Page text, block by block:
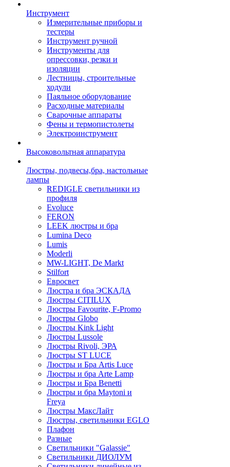
Инструмент
Измерительные приборы и
тестеры
Инструмент ручной
Инструменты для
опрессовки, резки и
изоляции
Лестницы, строительные
ходули
Паяльное оборудование
Расходные материалы
Сварочные аппараты
Фены и термопистолеты
Электроинструмент
Высоковольтная аппаратура
Люстры, подвесы,бра, настольные
лампы
REDIGLE светильники из
профиля
Evoluce
FERON
LEEK люстры и бра
Lumina Deco
Lumis
Moderli
MW-LIGHT, De Markt
Stilfort
Евросвет
Люстра и бра ЭСКАДА
Люстры CITILUX
Люстры Favourite, F-Promo
Люстры Globo
Люстры Kink Light
Люстры Lussole
Люстры Rivoli, ЭРА
Люстры ST LUCE
Люстры и Бра Artis Luce
Люстры и бра Arte Lamp
Люстры и Бра Benetti
Люстры и бра Maytoni и
Freya
Люстры МаксЛайт
Люстры, светильники EGLO
Плафон
Разные
Светильники "Galassie"
Светильники ДИОЛУМ